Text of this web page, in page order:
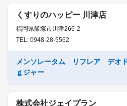
くすりのハッピー 川津店
福岡県飯塚市川津266-2
TEL: 0948-28-5562
メンソレータム リフレア デオ
ｇジャー
株式会社ジェイプラン